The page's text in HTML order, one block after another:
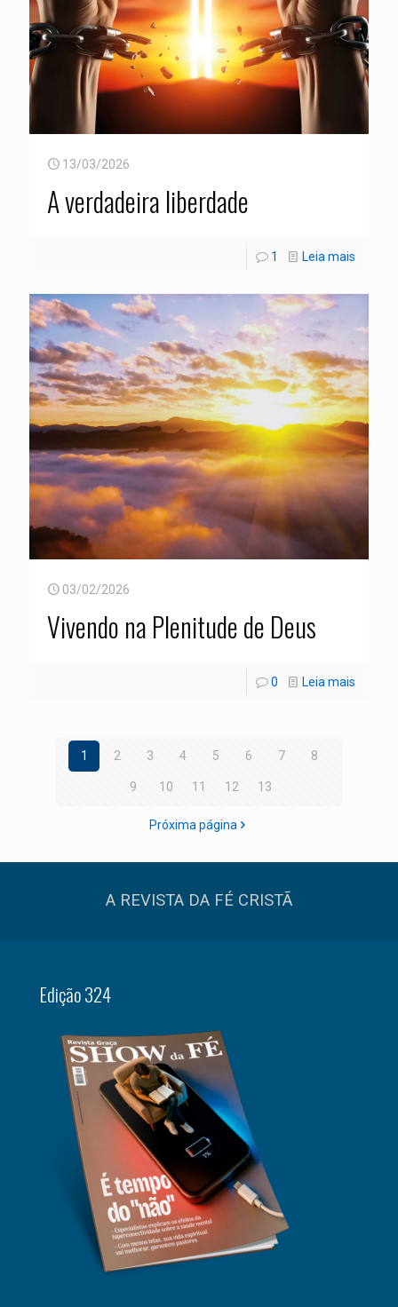
13/03/2026
A verdadeira liberdade
1 Leia mais
03/02/2026
Vivendo na Plenitude de Deus
0 Leia mais
1 2 3 4 5 6 7 8
9 10 11 12 13
Próxima página
A REVISTA DA FÉ CRISTÃ
Edição 324